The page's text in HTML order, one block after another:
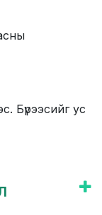
Бүр​ээсийг ус